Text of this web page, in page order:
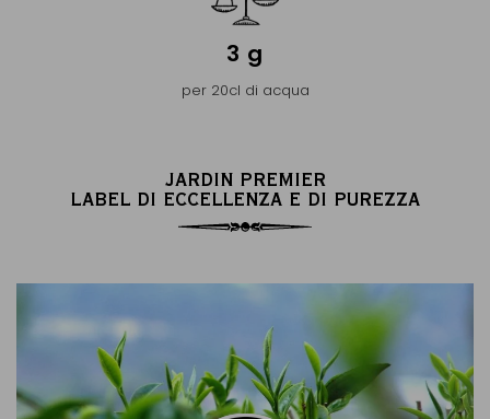
3 g
per 20cl di acqua
JARDIN PREMIER
LABEL DI ECCELLENZA E DI PUREZZA